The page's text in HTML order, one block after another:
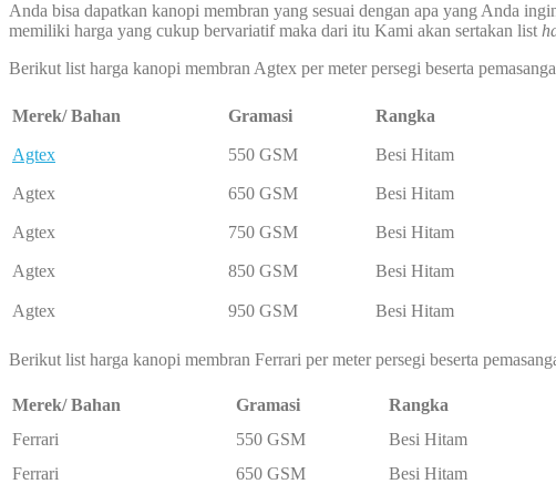
Anda bisa dapatkan kanopi membran yang sesuai dengan apa yang Anda
memiliki harga yang cukup bervariatif maka dari itu Kami akan sertakan list
Berikut list harga kanopi membran Agtex per meter persegi beserta
Merek/ Bahan Gramasi Rangka
Agtex 550 GSM Besi Hitam
Agtex 650 GSM Besi Hitam
Agtex 750 GSM Besi Hitam
Agtex 850 GSM Besi Hitam
Agtex 950 GSM Besi Hitam
Berikut list harga kanopi membran Ferrari per meter persegi beserta
Merek/ Bahan Gramasi Rangka
Ferrari
550 GSM Besi Hitam
Ferrari
650 GSM Besi Hitam